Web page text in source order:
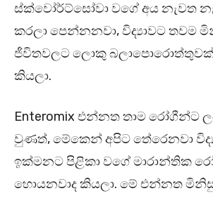
ස්ක්වෝර්ට්සෝවා වගේ අය නැවත
කරලා පෙන්නනවා, විද්‍යාවට තවම
ජීවිතවලට ලොකු
කියලා.
Enteromix එන්නත තාම රෝගීන්ට
වුණත්, මේකෙන් අපිට තේරෙනවා
ඉක්මනට පිළිකා වගේ මාරාන්තික
හොයනවාද කියලා. මේ එන්නත